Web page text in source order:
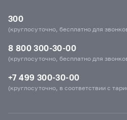
300
(круглосуточно, бесплатно для
8 800 300-30-00
(круглосуточно, бесплатно для
+7 499 300-30-00
(круглосуточно, в соответствии с